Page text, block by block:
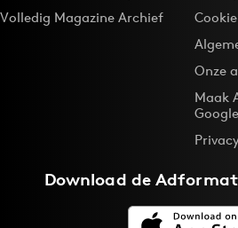
Volledig Magazine Archief
Onze
Maak
Download de